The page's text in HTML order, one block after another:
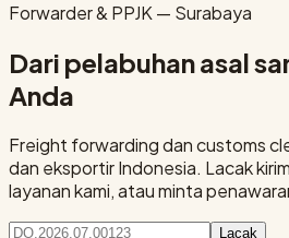
Forwarder & PPJK — Surabaya
Dari pelabuhan asal
Anda
Freight forwarding dan customs
dan eksportir Indonesia. Lacak
layanan kami, atau minta
Lacak